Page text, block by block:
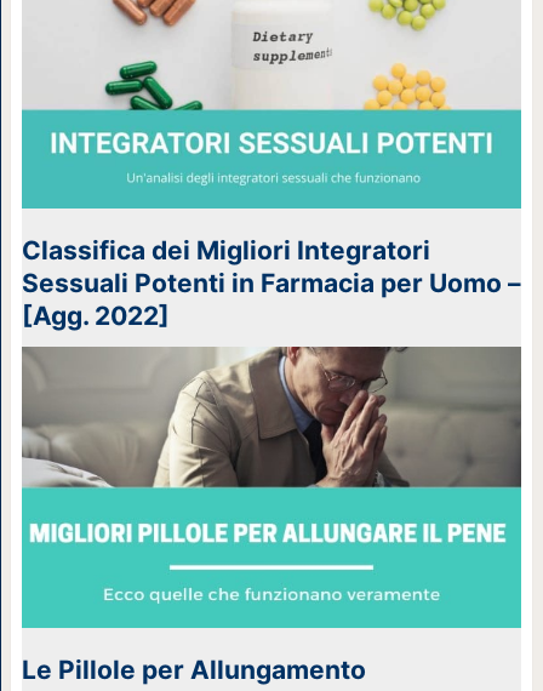
Classifica dei Migliori Integratori
Sessuali Potenti in Farmacia per Uomo –
[Agg. 2022]
Le Pillole per Allungamento